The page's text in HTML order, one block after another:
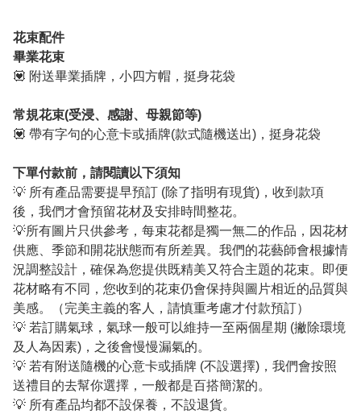
花束配件
畢業花束
💟 附送畢業插牌，小四方帽，挺身花袋
常規花束(受浸、感謝、母親節等)
💟 帶有字句的心意卡或插牌(款式隨機送出)，挺身花袋
下單付款前，請閱讀以下須知
💡 所有產品需要提早預訂 (除了指明有現貨)，收到款項
後，我們才會預留花材及安排時間整花。
💡所有圖片只供參考，每束花都是獨一無二的作品，因花材
供應、季節和開花狀態而有所差異。我們的花藝師會根據情
況調整設計，確保為您提供既精美又符合主題的花束。即便
花材略有不同，您收到的花束仍會保持與圖片相近的品質與
美感。（完美主義的客人，請慎重考慮才付款預訂）
💡 若訂購氣球，氣球一般可以維持一至兩個星期 (撇除環境
及人為因素)，之後會慢慢漏氣的。
💡 若有附送隨機的心意卡或插牌 (不設選擇)，我們會按照
送禮目的去幫你選擇，一般都是百搭簡潔的。
💡 所有產品均都不設保養，不設退貨。